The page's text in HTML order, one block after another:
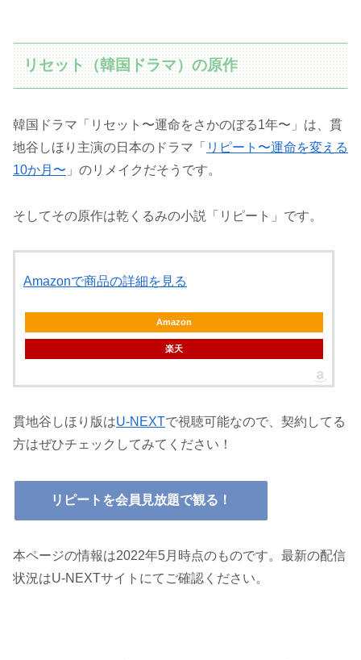
リセット（韓国ドラマ）の原作
韓国ドラマ「リセット〜運命をさかのぼる1年〜」は、貫
地谷しほり主演の日本のドラマ「 リピート〜運命を変える
10か月〜 」のリメイクだそうです。
そしてその原作は乾くるみの小説「リピート」です。
Amazonで商品の詳細を見る
Amazon
楽天
貫地谷しほり版はU-NEXTで視聴可能なので、契約してる
方はぜひチェックしてみてください！
リピートを会員見放題で観る！
本ページの情報は2022年5月時点のものです。最新の配信
状況はU-NEXTサイトにてご確認ください。